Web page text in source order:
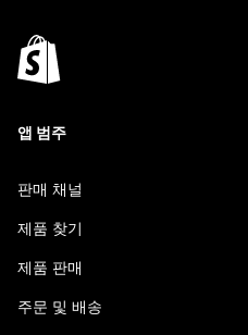
앱 범주
판매 채널
제품 찾기
제품 판매
주문 및 배송